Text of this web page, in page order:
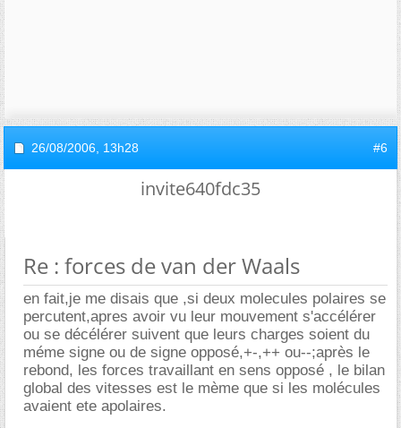
26/08/2006, 13h28 #6
invite640fdc35
Re : forces de van der Waals
en fait,je me disais que ,si deux molecules polaires se
percutent,apres avoir vu leur mouvement s'accélérer
ou se décélérer suivent que leurs charges soient du
méme signe ou de signe opposé,+-,++ ou--;après le
rebond, les forces travaillant en sens opposé , le bilan
global des vitesses est le mème que si les molécules
avaient ete apolaires.